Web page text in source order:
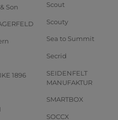
Son
1896
Scout
Scouty
Sea to Summit
Secrid
SEIDENFELT
MANUFAKTUR
SMARTBOX
SOCCX